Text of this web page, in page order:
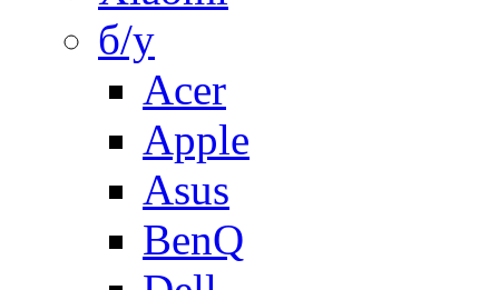
б/у
Acer
Apple
Asus
BenQ